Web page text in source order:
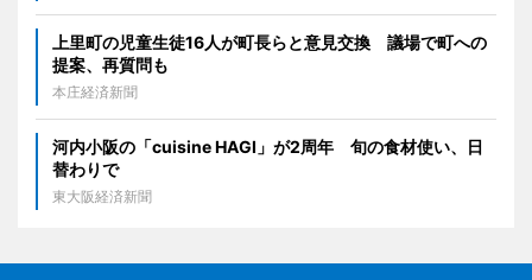
上里町の児童生徒16人が町長らと意見交換 議場で町への
提案、再質問も
本庄経済新聞
河内小阪の「cuisine HAGI」が2周年 旬の食材使い、日
替わりで
東大阪経済新聞